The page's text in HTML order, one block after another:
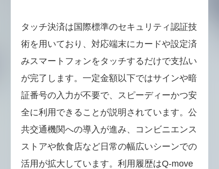
タッチ決済は国際標準のセキュリティ認証技
術を用いており、対応端末にカードや設定済
みスマートフォンをタッチするだけで支払い
が完了します。一定金額以下ではサインや暗
証番号の入力が不要で、スピーディーかつ安
全に利用できることが説明されています。公
共交通機関への導入が進み、コンビニエンス
ストアや飲食店など日常の幅広いシーンでの
活用が拡大しています。利用履歴はQ-move